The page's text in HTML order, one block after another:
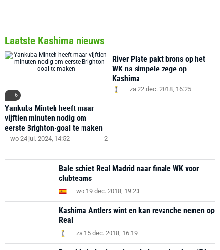
Laatste Kashima nieuws
6
Yankuba Minteh heeft maar
vijftien minuten nodig om
eerste Brighton-goal te maken
wo 24 jul. 2024, 14:52 2
River Plate pakt brons op het
WK na simpele zege op
Kashima
za 22 dec. 2018, 16:25
Bale schiet Real Madrid naar finale WK voor
clubteams
wo 19 dec. 2018, 19:23
Kashima Antlers wint en kan revanche nemen op
Real
za 15 dec. 2018, 16:19